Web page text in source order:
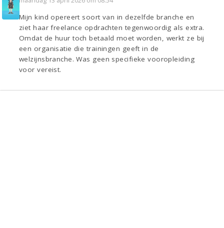
Mijn kind opereert soort van in dezelfde branche en
ziet haar freelance opdrachten tegenwoordig als extra.
Omdat de huur toch betaald moet worden, werkt ze bij
een organisatie die trainingen geeft in de
welzijnsbranche. Was geen specifieke vooropleiding
voor vereist.